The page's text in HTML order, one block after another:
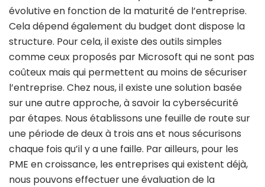
évolutive en fonction de la maturité de l’entreprise.
Cela dépend également du budget dont dispose la
structure. Pour cela, il existe des outils simples
comme ceux proposés par Microsoft qui ne sont pas
coûteux mais qui permettent au moins de sécuriser
l’entreprise. Chez nous, il existe une solution basée
sur une autre approche, à savoir la cybersécurité
par étapes. Nous établissons une feuille de route sur
une période de deux à trois ans et nous sécurisons
chaque fois qu’il y a une faille. Par ailleurs, pour les
PME en croissance, les entreprises qui existent déjà,
nous pouvons effectuer une évaluation de la